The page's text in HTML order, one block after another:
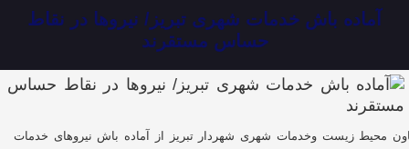
آماده باش خدمات شهری تبریز/ نیروها در نقاط
حساس مستقرند
محیط زیست وخدمات شهری شهردار تبریز از آماده باش نیروهای خدمات